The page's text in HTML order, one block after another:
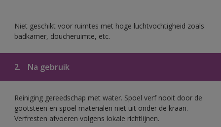
Niet geschikt voor ruimtes met hoge luchtvochtigheid zoals
badkamer, doucheruimte, etc.
2. Na gebruik
Reiniging gereedschap met water. Spoel verf nooit door de
gootsteen en spoel materialen niet uit onder de kraan.
Verfresten afvoeren volgens lokale richtlijnen.